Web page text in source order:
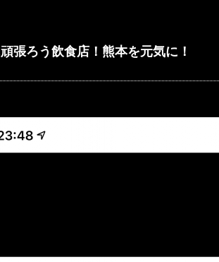
張ろう飲食店！熊本を元気に！